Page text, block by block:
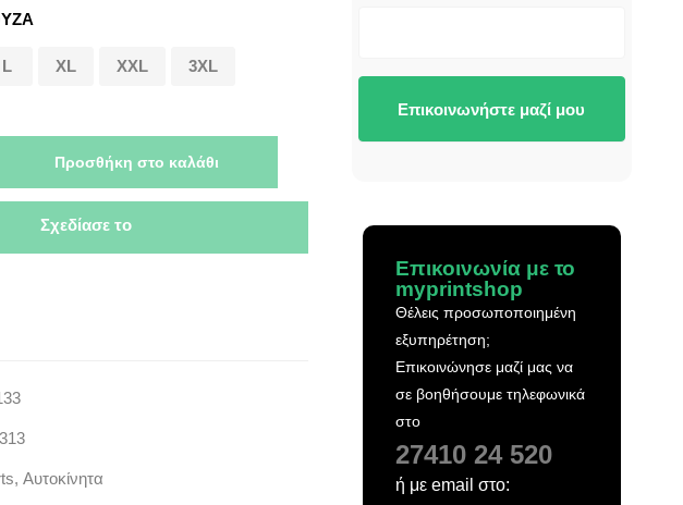
L XL XXL 3XL
Προσθήκη στο καλάθι
Σχεδίασε το
,Αυτοκίνητα
Επικοινωνήστε μαζί μου
Επικοινωνία με το
myprintshop
Θέλεις προσωποποιημένη
εξυπηρέτηση;
Επικοινώνησε μαζί μας να
σε βοηθήσουμε τηλεφωνικά
στο
27410 24 520
ή με email στο: